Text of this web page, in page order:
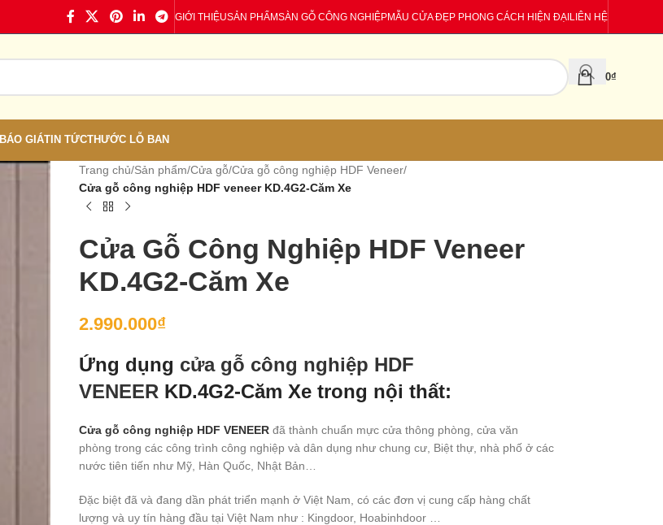
GIỚI THIỆUSẢN PHẨMSÀN GỖ CÔNG NGHIỆPMẪU CỬA ĐẸP PHONG CÁCH HIỆN ĐẠILIÊN HỆ
0₫
BÁO GIÁTIN TỨCTHƯỚC LỖ BAN
Trang chủ/Sản phẩm/Cửa gỗ/Cửa gỗ công nghiệp HDF Veneer/
Cửa gỗ công nghiệp HDF veneer KD.4G2-Căm Xe
Cửa Gỗ Công Nghiệp HDF Veneer
KD.4G2-Căm Xe
2.990.000₫
Ứng dụng cửa gỗ công nghiệp HDF
VENEER KD.4G2-Căm Xe trong nội thất:
Cửa gỗ công nghiệp HDF VENEERđã thành chuẩn mực cửa thông phòng, cửa văn
phòng trong các công trình công nghiệp và dân dụng như chung cư, Biệt thự, nhà phố ở các
nước tiên tiến như Mỹ, Hàn Quốc, Nhật Bản…
Đặc biệt đã và đang dần phát triển mạnh ở Việt Nam, có các đơn vị cung cấp hàng chất
lượng và uy tín hàng đầu tại Việt Nam như : Kingdoor, Hoabinhdoor …